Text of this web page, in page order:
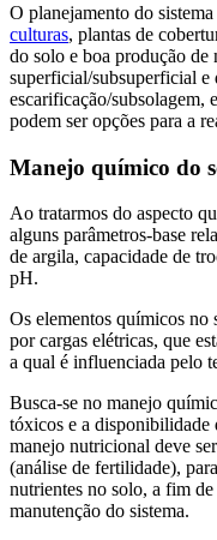
O planejamento do
culturas, plantas de
do solo e boa produção de
superficial/subsuperficial e
escarificação/subsolagem,
podem ser opções para a
Manejo químico do
Ao tratarmos do aspecto
alguns parâmetros-base
de argila, capacidade de
pH.
Os elementos químicos no
por cargas elétricas, que
a qual é influenciada pelo
Busca-se no manejo
tóxicos e a disponibilidade
manejo nutricional deve
(análise de fertilidade),
nutrientes no solo, a fim de
manutenção do sistema.